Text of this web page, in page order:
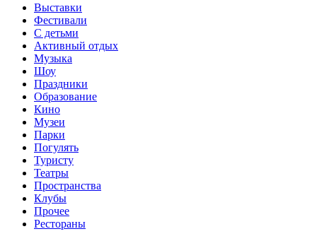
Выставки
Фестивали
С детьми
Активный отдых
Музыка
Шоу
Праздники
Образование
Кино
Музеи
Парки
Погулять
Туристу
Театры
Пространства
Клубы
Прочее
Рестораны